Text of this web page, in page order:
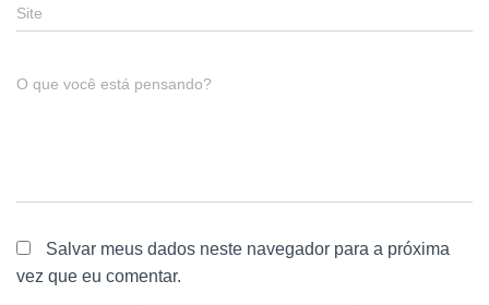
Site
O que você está pensando?
Salvar meus dados neste navegador para a próxima
vez que eu comentar.